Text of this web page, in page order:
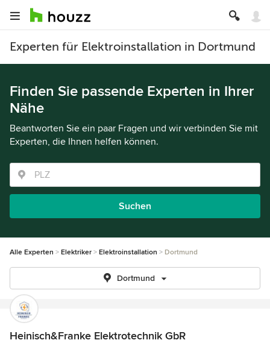
Experten für Elektroinstallation in Dortmund
Finden Sie passende Experten in Ihrer
Nähe
Beantworten Sie ein paar Fragen und wir verbinden Sie mit
Experten, die Ihnen helfen können.
Suchen
Alle Experten Elektriker Elektroinstallation Dortmund
Dortmund
Heinisch&Franke Elektrotechnik GbR